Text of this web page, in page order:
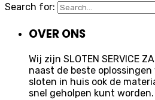
Search for:
OVER ONS
Wij zijn SLOTEN SERVICE
naast de beste
sloten in huis ook de
snel geholpen kunt worden.